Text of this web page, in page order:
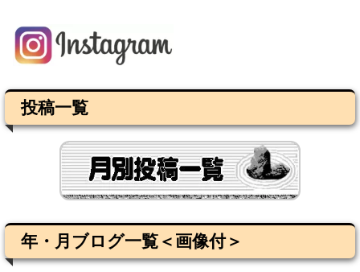
投稿一覧
年・月ブログ一覧＜画像付＞